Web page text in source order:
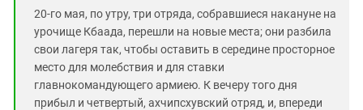
20-го мая, по утру, три отряда, собравшиеся накануне на
урочище Кбаада, перешли на новые места; они разбила
свои лагеря так, чтобы оставить в середине просторное
место для молебствия и для ставки
главнокомандующего армиею. К вечеру того дня
прибыл и четвертый, ахчипсхувский отряд, и, впереди